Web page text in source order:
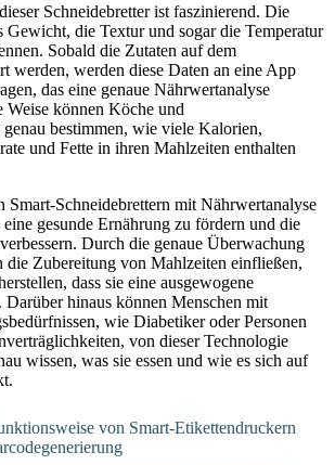
Schneidebretter ist faszinierend. Die
Gewicht, die Textur und sogar die Temperatur
Sobald die Zutaten auf dem
werden, werden diese Daten an eine App
das eine genaue Nährwertanalyse
können Köche und
genau bestimmen, wie viele Kalorien,
und Fette in ihren Mahlzeiten enthalten
Schneidebrettern mit Nährwertanalyse
gesunde Ernährung zu fördern und die
Durch die genaue Überwachung
die Zubereitung von Mahlzeiten einfließen,
dass sie eine ausgewogene
Darüber hinaus können Menschen mit
wie Diabetiker oder Personen
von dieser Technologie
wissen, was sie essen und wie es sich auf
von Smart-Etikettendruckern